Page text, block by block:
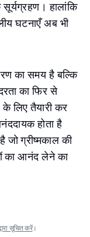
हालांकि
घटनाएँ अब भी
का समय है बल्कि
का फिर से
लिए तैयारी कर
होता है
जो ग्रीष्मकाल की
का आनंद लेने का
सूचित करें।